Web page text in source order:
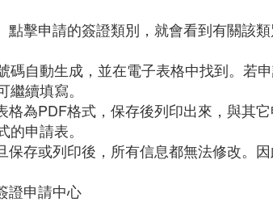
擊申請的簽證類別，就會看到有關該
自動生成，並在電子表格中找到。若
續填寫。
為PDF格式，保存後列印出來，與其
申請表。
存或列印後，所有信息都無法修改。
證申請中心